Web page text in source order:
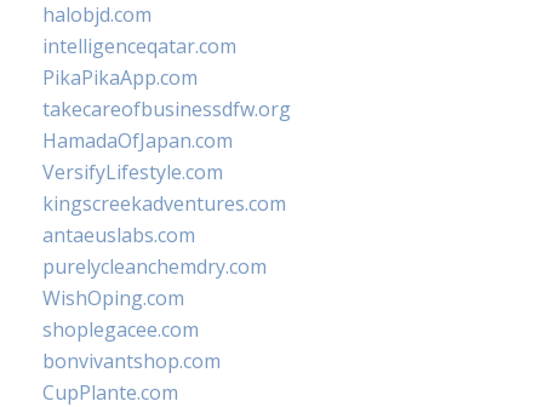
halobjd.com
intelligenceqatar.com
PikaPikaApp.com
takecareofbusinessdfw.org
HamadaOfJapan.com
VersifyLifestyle.com
kingscreekadventures.com
antaeuslabs.com
purelycleanchemdry.com
WishOping.com
shoplegacee.com
bonvivantshop.com
CupPlante.com